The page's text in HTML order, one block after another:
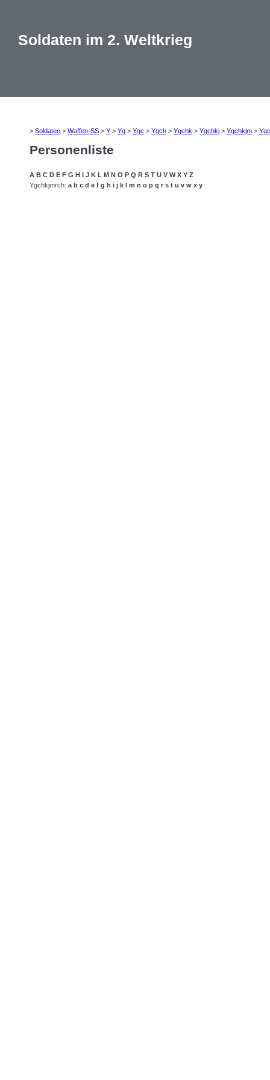
Soldaten im 2. Weltkrieg
> Soldaten > Waffen-SS > Y > Yg > Ygc > Ygch > Ygchk > Ygchkj > Ygchkjm >
Personenliste
A B C D E F G H I J K L M N O P Q R S T U V W X Y Z
Ygchkjmrch: a b c d e f g h i j k l m n o p q r s t u v w x y